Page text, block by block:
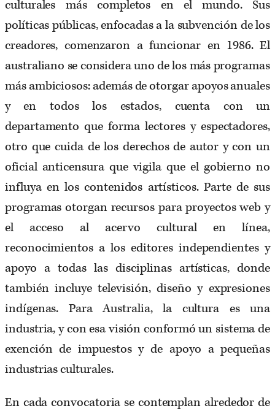
culturales más completos en el mundo. Sus
políticas públicas, enfocadas a la subvención de los
creadores, comenzaron a funcionar en 1986. El
australiano se considera uno de los más programas
más ambiciosos: además de otorgar apoyos anuales
y en todos los estados, cuenta con un
departamento que forma lectores y espectadores,
otro que cuida de los derechos de autor y con un
oficial anticensura que vigila que el gobierno no
influya en los contenidos artísticos. Parte de sus
programas otorgan recursos para proyectos web y
el acceso al acervo cultural en línea,
reconocimientos a los editores independientes y
apoyo a todas las disciplinas artísticas, donde
también incluye televisión, diseño y expresiones
indígenas. Para Australia, la cultura es una
industria, y con esa visión conformó un sistema de
exención de impuestos y de apoyo a pequeñas
industrias culturales.
En cada convocatoria se contemplan alrededor de